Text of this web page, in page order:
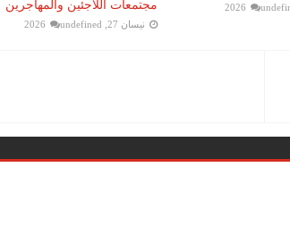
مجتمعات اللاجئين والمهاجرين
نيسان 27, 2026 undefined